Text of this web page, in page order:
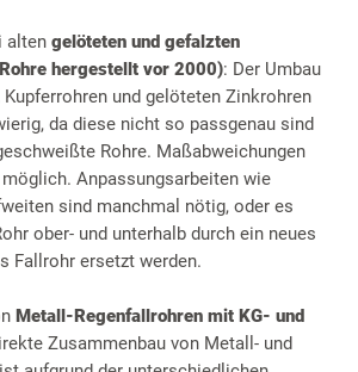
alten gelöteten und gefalzten
hergestellt vor 2000): Der Umbau
Kupferrohren und gelöteten Zinkrohren
da diese nicht so passgenau sind
Rohre. Maßabweichungen
Anpassungsarbeiten wie
sind manchmal nötig, oder es
ober- und unterhalb durch ein neues
Fallrohr ersetzt werden.
Metall-Regenfallrohren mit KG- und
Zusammenbau von Metall- und